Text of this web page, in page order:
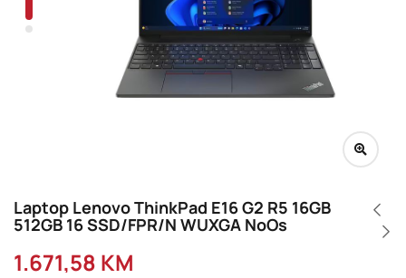
Laptop Lenovo ThinkPad E16 G2 R5 16GB
512GB 16 SSD/FPR/N WUXGA NoOs
1.671,58 KM